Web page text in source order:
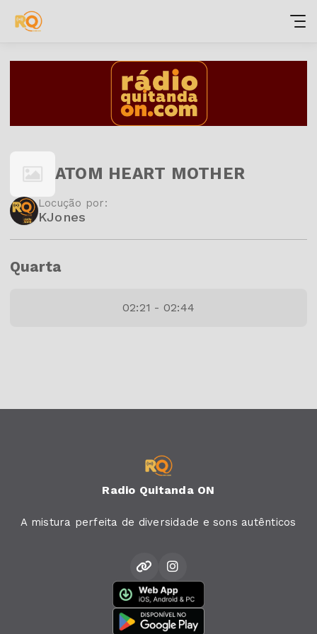
ATOM HEART MOTHER
Locução por:
KJones
Quarta
02:21 - 02:44
Radio Quitanda ON
A mistura perfeita de diversidade e sons autênticos